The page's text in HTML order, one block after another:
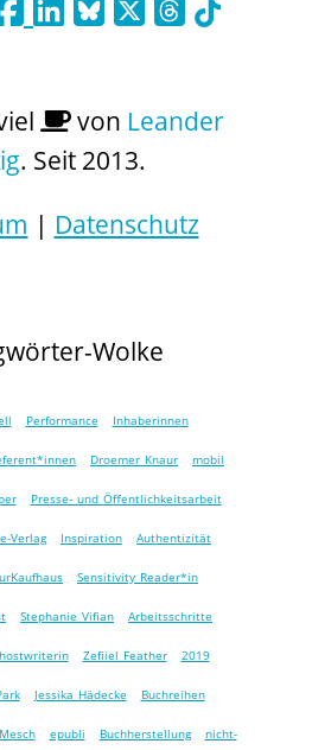
von Leander
. Seit 2013.
| Datenschutz
Wolke
Performance Inhaberinnen
Droemer Knaur mobil
Presse- und Öffentlichkeitsarbeit
Verlag Inspiration Authentizität
Sensitivity Reader*in
Stephanie Vifian Arbeitsschritte
Zefiiel Feather 2019
Jessika Hädecke Buchreihen
epubli Buchherstellung nicht-